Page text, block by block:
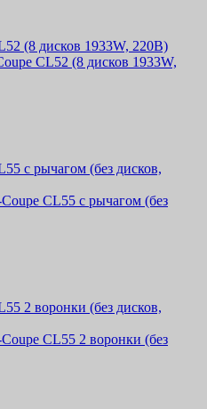
CL52 (8 дисков 1933W,
CL55 с рычагом (без
CL55 2 воронки (без